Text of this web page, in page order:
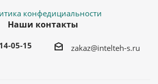
конфедициальности
Наши контакты
05-15 zakaz@intelteh-s.ru